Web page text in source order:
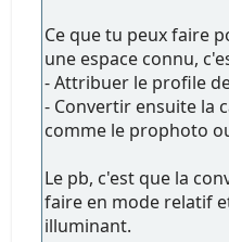
Ce que tu peux faire
une espace connu,
- Attribuer le profile
- Convertir ensuite la
comme le prophoto
Le pb, c'est que la
faire en mode relatif
illuminant.